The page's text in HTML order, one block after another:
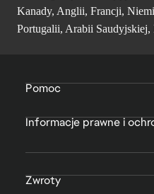
Kanady, Anglii, Francji,
Portugalii, Arabii
Pomoc
Informacje prawne i
Zwroty